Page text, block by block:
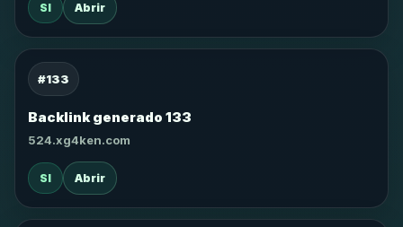
SI Abrir
#133
Backlink generado 133
524.xg4ken.com
SI Abrir